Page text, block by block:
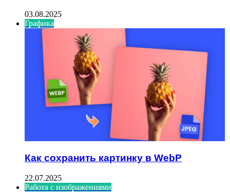
03.08.2025
Графика
Как сохранить картинку в WebP
22.07.2025
Работа с изображениями